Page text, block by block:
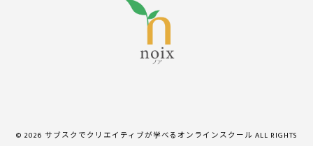
© 2026 サブスクでクリエイティブが学べるオンラインスクール ALL RIGHTS